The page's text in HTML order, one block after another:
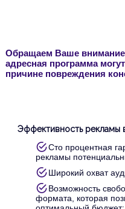
Обращаем Ваше
адресная программа
причине повреждения
Эффективность рекламы
Сто процентная
рекламы
Широкий охват
Возможность
формата, которая